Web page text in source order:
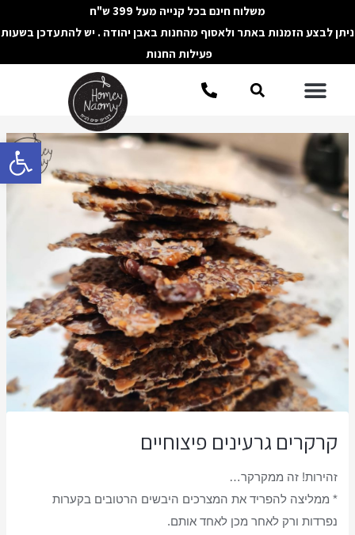
פתח
לתוכן
משלוח חינם בכל קנייה מעל 399 ש"ח
ניתן לבצע הזמנות באתר ולאסוף מהחנות באבן יהודה . יש להתעדכן בשעות
פעילות החנות
תפריטחיפוש
קרקרים גרעינים פיצוחיים
זהירות! זה ממקרקר…
* ממליצה להפריד את המצרכים היבשים הרטובים בקערות
נפרדות ורק לאחר מכן לאחד אותם.
navigation